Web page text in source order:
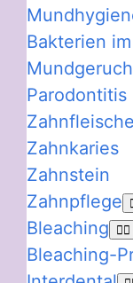
Bakterien
Mundgeruch
Parodontitis
Zahnkaries
Zahnstein
Zahnpflege
Bleaching
Bleaching-